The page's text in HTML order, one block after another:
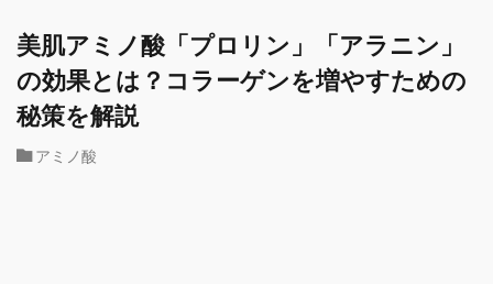
美肌アミノ酸「プロリン」「アラニン」
の効果とは？コラーゲンを増やすための
秘策を解説
アミノ酸